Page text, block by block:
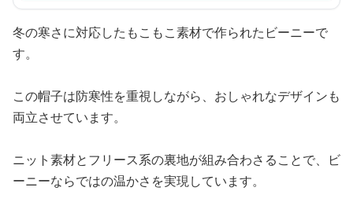
冬の寒さに対応したもこもこ素材で作られたビーニーで
す。
この帽子は防寒性を重視しながら、おしゃれなデザインも
両立させています。
ニット素材とフリース系の裏地が組み合わさることで、ビ
ーニーならではの温かさを実現しています。